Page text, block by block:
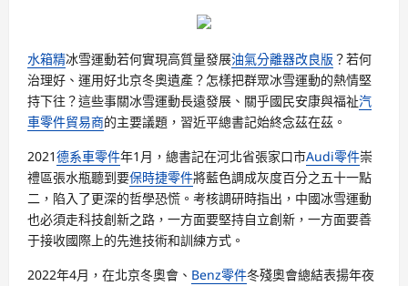
水箱精冰雪運動若何實現高質量發展油氣分離器改良版 ？若何
治理好、運用好北京冬奧遺產？怎樣把群眾冰雪運動的熱情堅
持下往？這些事關冰雪運動長遠發展、關乎國民安康與福祉汽
車零件貿易商的主要議題，習近平總書記始終念茲在茲。
2021德系車零件年1月，總書記在河北省張家口市Audi零件崇
禮區張水瓶聽到要保時捷零件將藍色調成灰度百分之五十一點
二，陷入了更深的哲學恐慌。考核調研時指出，中國冰雪運動
也必須走科技創新之路，一方面要堅持自立創新，一方面要善
于接收國際上的先進技術和訓練方式。
2022年4月，在北京冬奧會、 Benz零件冬殘奧會總結表揚年夜